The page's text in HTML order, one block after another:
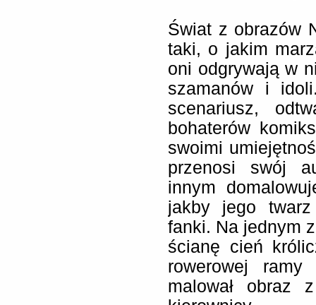
Świat z obrazów
taki, o jakim
oni odgrywają w
szamanów i
scenariusz,
bohaterów
swoimi
przenosi swój
innym
jakby jego
fanki. Na jednym
ścianę cień
rowerowej
malował obraz